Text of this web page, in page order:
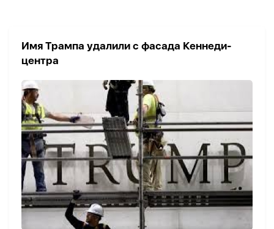
Имя Трампа удалили с фасада Кеннеди-
центра